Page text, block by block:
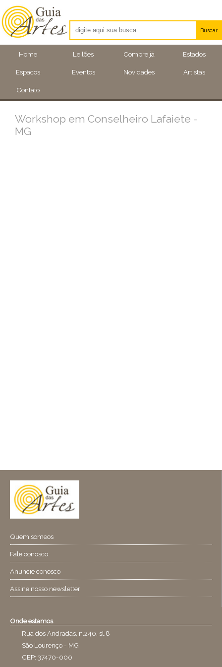
Home Leilões Compre já Estados
Espacos Eventos Novidades Artistas
Contato
Buscar
Artistas
Eventos
Workshop em Conselheiro Lafaiete -
MG
Quem someos
Fale conosco
Anuncie conosco
Assine nosso newsletter
Onde estamos
Rua dos Andradas, n.240, sl.8
São Lourenço - MG
CEP: 37470-000